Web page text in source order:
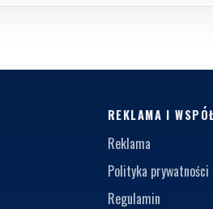
REKLAMA I
Reklama
Polityka prywatności
Regulamin